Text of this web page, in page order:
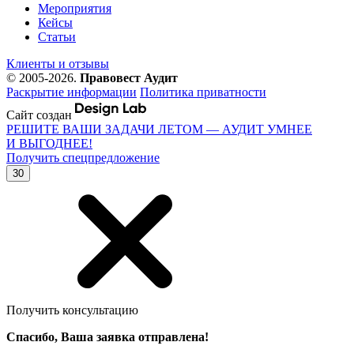
Мероприятия
Кейсы
Статьи
Клиенты и отзывы
© 2005-2026. Правовест Аудит
Раскрытие информации Политика приватности
Сайт создан
РЕШИТЕ ВАШИ ЗАДАЧИ ЛЕТОМ — АУДИТ УМНЕЕ
И ВЫГОДНЕЕ!
Получить спецпредложение
30
Получить консультацию
Спасибо, Ваша заявка отправлена!